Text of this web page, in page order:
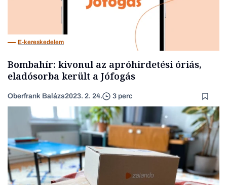
E-kereskedelem
Bombahír: kivonul az apróhirdetési óriás,
eladósorba került a Jófogás
Oberfrank Balázs2023. 2. 24. 3 perc